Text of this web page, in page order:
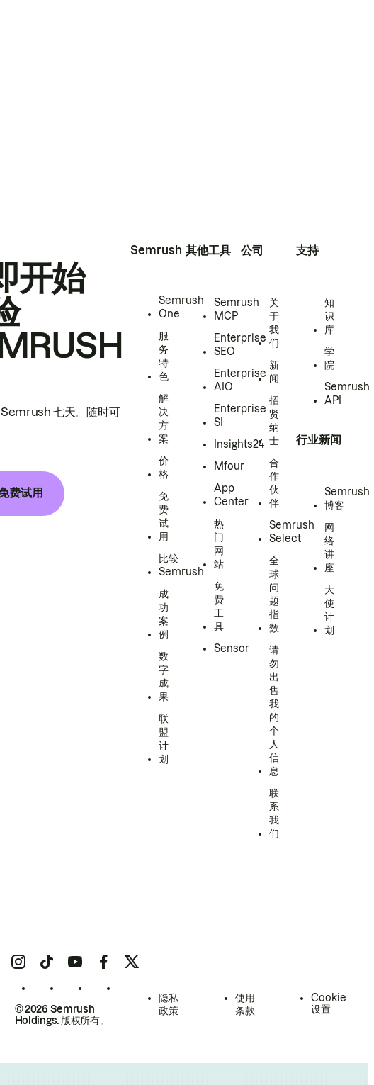
开始
Semrush 七天。随时可
费试用
Semrush
Semrush
One
服
务
特
色
解
决
方
案
价
格
免
费
试
用
比较
Semrush
成
功
案
例
数
字
成
果
联
盟
计
划
其他工具
Semrush
MCP
Enterprise
SEO
Enterprise
AIO
Enterprise
SI
Insights24
Mfour
App
Center
热
门
网
站
免
费
工
具
Sensor
公司
关
于
我
们
新
闻
招
贤
纳
士
合
作
伙
伴
Semrush
Select
全
球
问
题
指
数
请
勿
出
售
我
的
个
人
信
息
联
系
我
们
支持
知
识
库
学
院
Semrush
API
行业新闻
Semrush
博客
网
络
讲
座
大
使
计
划
© 2026 Semrush
Holdings. 版权所有。
隐私
政策
使用
条款
Cookie
设置